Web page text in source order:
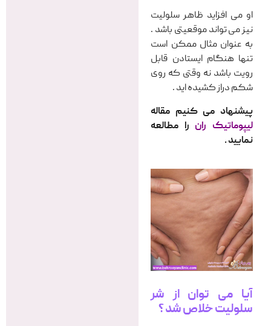
او می افزاید ظاهر سلولیت
نیز می تواند موقعیتی باشد .
به عنوان مثال ممکن است
تنها هنگام ایستادن قابل
رویت باشد نه وقتی که روی
شکم دراز کشیده اید .
پیشنهاد می کنیم مقاله
لیپوماتیک ران را مطالعه
نمایید .
آیا می توان از شر
سلولیت خلاص شد ؟